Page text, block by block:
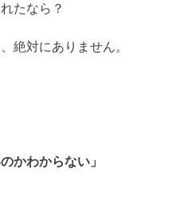
たなら？
絶対にありません。
かわからない」